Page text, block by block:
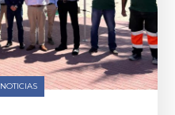
NOTICIAS